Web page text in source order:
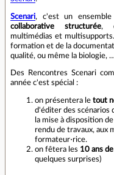
Scenari, c'est un
collaborative structurée,
multimédias et
formation et de la
qualité, ou même la biologie, …
Des Rencontres Scenari
année c'est spécial :
on présentera le tout
d'éditer des
la mise à disposition
rendu de travaux, aux
formateur⋅rice.
on fêtera les 10 ans
quelques surprises)